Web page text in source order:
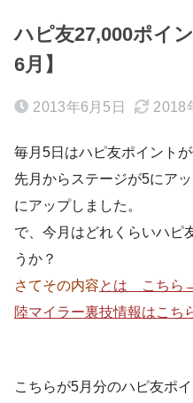
ハピ友27,000ポイ
6月】
2013年6月5日 2018
毎月5日はハピ友ポイントが
先月からステージが5にア
にアップしました。
で、今月はどれくらいハピ
うか？
さてその内容とは こちら
陸マイラー裏技情報はこち
こちらが5月分のハピ友ポイ